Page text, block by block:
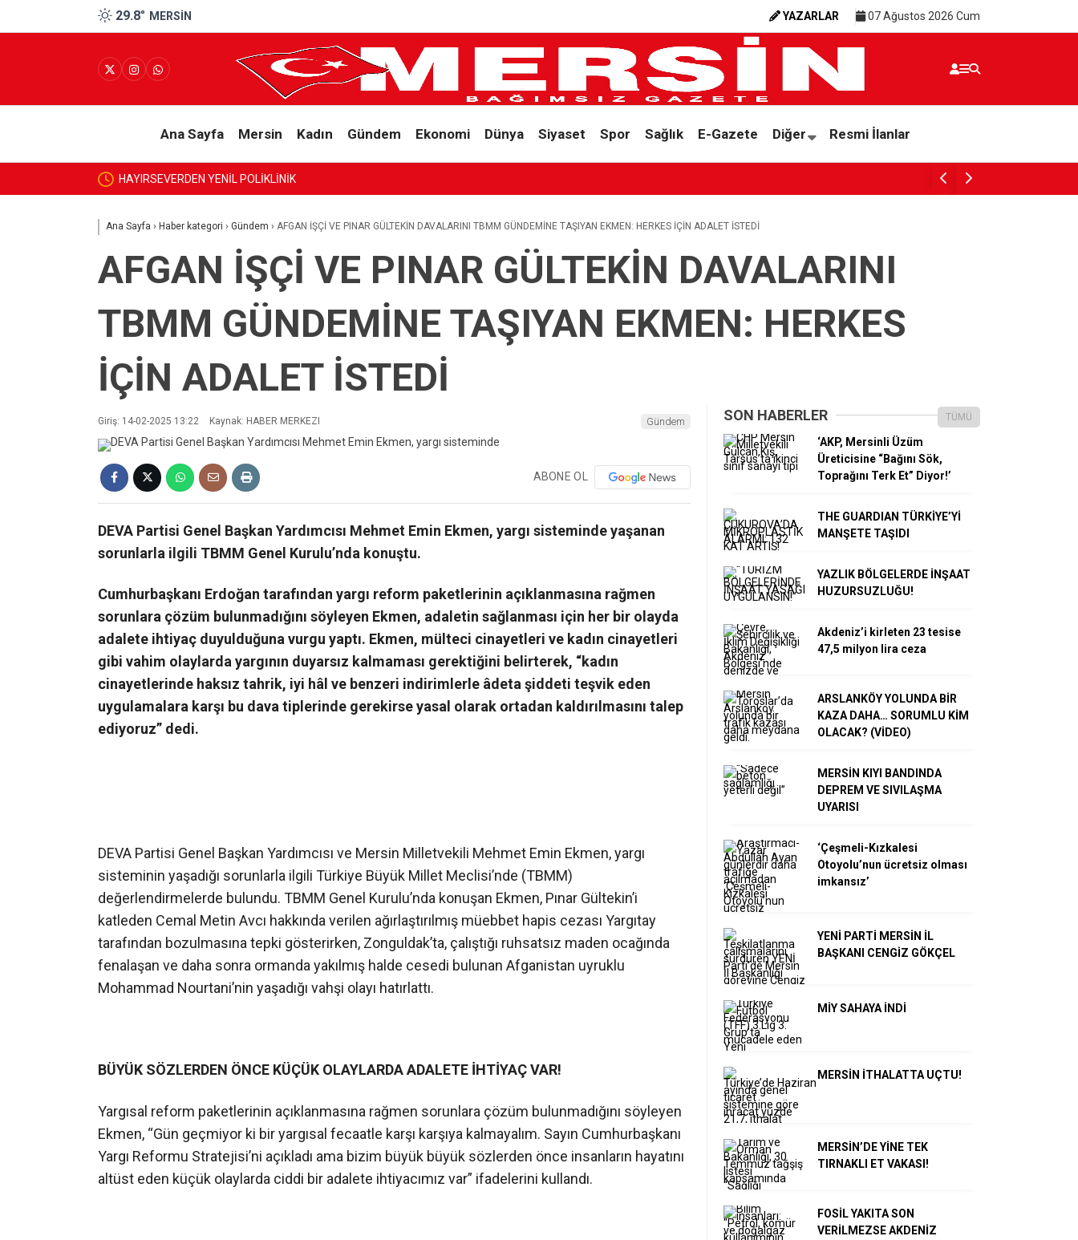
29.8° MERSIN YAZARLAR 07 Ağustos 2026 Cum
Ana Sayfa Mersin Kadın Gündem Ekonomi Dünya Siyaset Spor Sağlık E-Gazete Diğer Resmi İlanlar
HAYIRSEVERDEN YENİL POLİKLİNİK Beren Akış’tan Bronz Madalya
Ana Sayfa › Haber kategori › Gündem › AFGAN İŞÇİ VE PINAR GÜLTEKİN DAVALARINI TBMM GÜNDEMİNE TAŞIYAN EKMEN: HERKES İÇİN ADALET İSTEDİ
AFGAN İŞÇİ VE PINAR GÜLTEKİN DAVALARINI
TBMM GÜNDEMİNE TAŞIYAN EKMEN: HERKES
İÇİN ADALET İSTEDİ
Giriş: 14-02-2025 13:22 Kaynak: HABER MERKEZI Gündem
ABONE OL
DEVA Partisi Genel Başkan Yardımcısı Mehmet Emin Ekmen, yargı sisteminde yaşanan
sorunlarla ilgili TBMM Genel Kurulu’nda konuştu.
Cumhurbaşkanı Erdoğan tarafından yargı reform paketlerinin açıklanmasına rağmen
sorunlara çözüm bulunmadığını söyleyen Ekmen, adaletin sağlanması için her bir olayda
adalete ihtiyaç duyulduğuna vurgu yaptı. Ekmen, mülteci cinayetleri ve kadın cinayetleri
gibi vahim olaylarda yargının duyarsız kalmaması gerektiğini belirterek, “kadın
cinayetlerinde haksız tahrik, iyi hâl ve benzeri indirimlerle âdeta şiddeti teşvik eden
uygulamalara karşı bu dava tiplerinde gerekirse yasal olarak ortadan kaldırılmasını talep
ediyoruz” dedi.
DEVA Partisi Genel Başkan Yardımcısı ve Mersin Milletvekili Mehmet Emin Ekmen, yargı
sisteminin yaşadığı sorunlarla ilgili Türkiye Büyük Millet Meclisi’nde (TBMM)
değerlendirmelerde bulundu. TBMM Genel Kurulu’nda konuşan Ekmen, Pınar Gültekin’i
katleden Cemal Metin Avcı hakkında verilen ağırlaştırılmış müebbet hapis cezası Yargıtay
tarafından bozulmasına tepki gösterirken, Zonguldak’ta, çalıştığı ruhsatsız maden ocağında
fenalaşan ve daha sonra ormanda yakılmış halde cesedi bulunan Afganistan uyruklu
Mohammad Nourtani’nin yaşadığı vahşi olayı hatırlattı.
BÜYÜK SÖZLERDEN ÖNCE KÜÇÜK OLAYLARDA ADALETE İHTİYAÇVAR!
Yargısal reform paketlerinin açıklanmasına rağmen sorunlara çözüm bulunmadığını söyleyen
Ekmen, “Gün geçmiyor ki bir yargısal fecaatle karşı karşıya kalmayalım. Sayın Cumhurbaşkanı
Yargı Reformu Stratejisi’ni açıkladı ama bizim büyük büyük sözlerden önce insanların hayatını
altüst eden küçük olaylarda ciddi bir adalete ihtiyacımız var” ifadelerini kullandı.
SON HABERLER TÜMÜ
‘AKP, Mersinli Üzüm
Üreticisine “Bağını Sök,
Toprağını Terk Et” Diyor!’
THE GUARDIAN TÜRKİYE’Yİ
MANŞETE TAŞIDI
YAZLIK BÖLGELERDE İNŞAAT
HUZURSUZLUĞU!
Akdeniz’i kirleten 23 tesise
47,5 milyon lira ceza
ARSLANKÖY YOLUNDA BİR
KAZA DAHA… SORUMLU KİM
OLACAK? (VİDEO)
MERSİN KIYI BANDINDA
DEPREM VE SIVILAŞMA
UYARISI
‘Çeşmeli-Kızkalesi
Otoyolu’nun ücretsiz olması
imkansız’
YENİ PARTİ MERSİN İL
BAŞKANI CENGİZ GÖKÇEL
MİY SAHAYA İNDİ
MERSİN İTHALATTA UÇTU!
MERSİN’DE YİNE TEK
TIRNAKLI ET VAKASI!
FOSİL YAKITA SON
VERİLMEZSE AKDENİZ